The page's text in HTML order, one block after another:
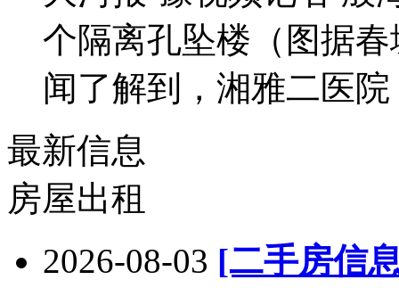
个隔离孔坠楼（图据
闻了解到，湘雅二医院
最新信息
房屋出租
2026-08-03 [二手房信